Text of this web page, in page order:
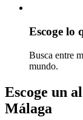
Escoge lo
Busca entre
mundo.
Escoge un
Málaga